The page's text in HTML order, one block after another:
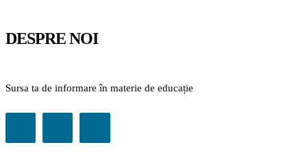
DESPRE NOI
Sursa ta de informare în materie de educație